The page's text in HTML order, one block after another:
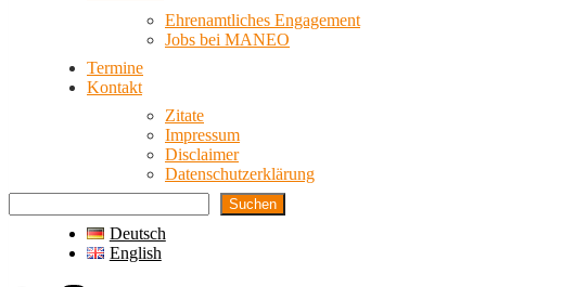
Ehrenamtliches Engagement
Jobs bei MANEO
Termine
Kontakt
Zitate
Impressum
Disclaimer
Datenschutzerklärung
Suchen
Deutsch
English